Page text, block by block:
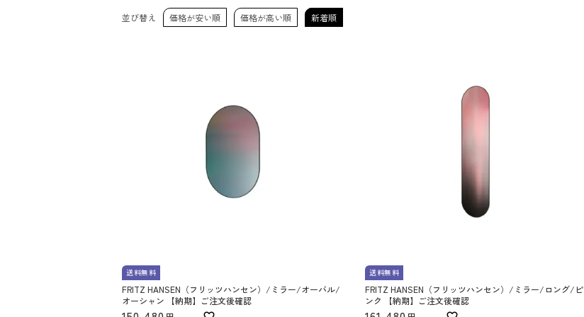
並び替え 価格が安い順 価格が高い順 新着順
送料無料
FRITZ HANSEN（フリッツハンセン）/ミラー/オーバル/
オーシャン 【納期】ご注文後確認
送料無料
FRITZ HANSEN（フリッツハンセン）/ミラー/ロング/ピ
ンク 【納期】ご注文後確認